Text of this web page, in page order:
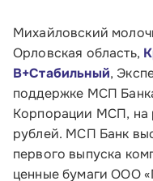
Михайловский
Орловская область,
B+Стабильный,
поддержке МСП
Корпорации МСП, на
рублей. МСП Банк
первого выпуска
ценные бумаги ООО